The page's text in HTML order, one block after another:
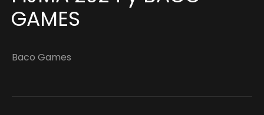
GAMES
Baco Games